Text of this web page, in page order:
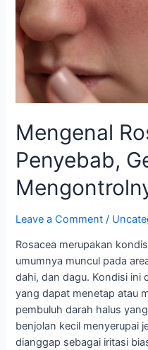
Mengenal
Penyebab,
Leave a Comment /
Rosacea merupakan
umumnya muncul pada
dahi, dan dagu. Kondisi ini
yang dapat menetap atau
pembuluh darah halus
benjolan kecil menyerupai
dianggap sebagai iritasi